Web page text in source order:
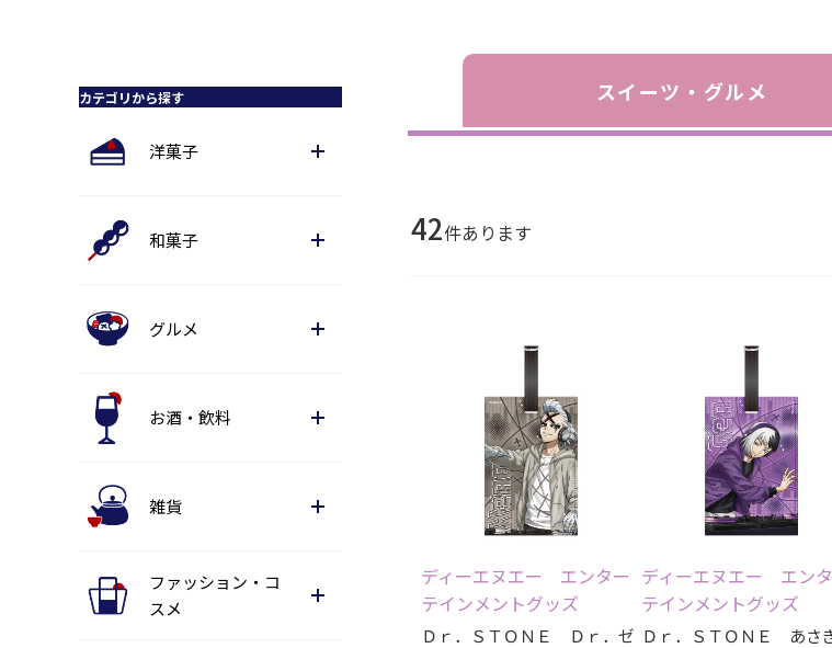
カテゴリから探す
洋菓子
和菓子
グルメ
お酒・飲料
雑貨
ファッション・コ
スメ
スイーツ・グルメ
42件あります
ディーエヌエー エンター
テインメントグッズ
Ｄｒ．ＳＴＯＮＥ Ｄｒ．ゼ
ディーエヌエー エン
テインメントグッズ
Ｄｒ．ＳＴＯＮＥ あさ